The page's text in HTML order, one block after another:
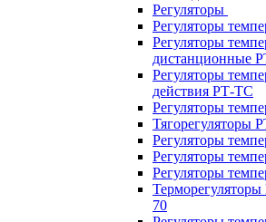
Регуляторы
Регуляторы
Регуляторы
дистанционные
Регуляторы
действия РТ-ТС
Регуляторы
Тягорегуляторы
Регуляторы
Регуляторы
Регуляторы
70